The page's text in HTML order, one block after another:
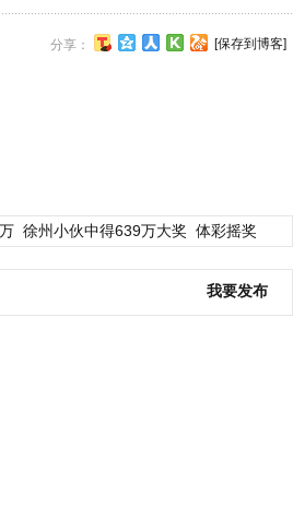
分享： [保存到博客]
徐州小伙中得639万大奖 体彩摇奖
我要发布